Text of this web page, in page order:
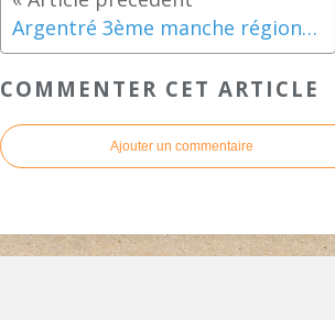
Argentré 3ème manche régionale
COMMENTER CET ARTICLE
Ajouter un commentaire